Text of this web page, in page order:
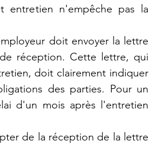
entretien n'empêche pas la
doit envoyer la lettre
réception. Cette lettre, qui
doit clairement indiquer
des parties. Pour un
d'un mois après l'entretien
de la réception de la lettre